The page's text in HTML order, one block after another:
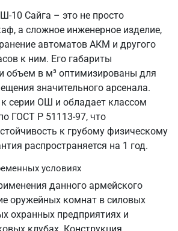
10 Сайга – это не просто
а сложное инженерное изделие,
автоматов АКМ и другого
к ним. Его габариты
объем в м³ оптимизированы для
значительного арсенала.
серии ОШ и обладает классом
ГОСТ Р 51113-97, что
к грубому физическому
распространяется на 1 год.
условиях
данного армейского
оружейных комнат в силовых
охранных предприятиях и
клубах. Конструкция